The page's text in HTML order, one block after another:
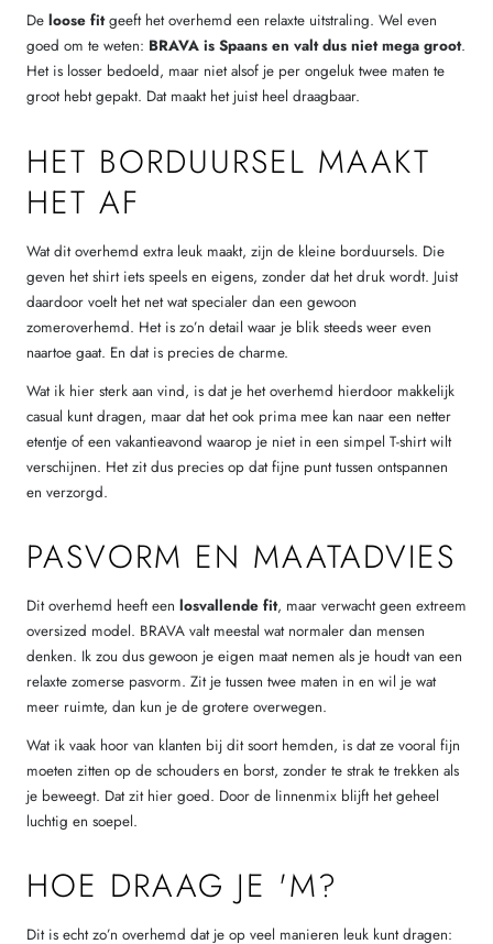
De loose fitgeeft het overhemd een relaxte uitstraling. Wel even
goed om te weten: BRAVA is Spaans en valt dus niet mega groot.
Het is losser bedoeld, maar niet alsof je per ongeluk twee maten te
groot hebt gepakt. Dat maakt het juist heel draagbaar.
HET BORDUURSEL MAAKT
HET AF
Wat dit overhemd extra leuk maakt, zijn de kleine borduursels. Die
geven het shirt iets speels en eigens, zonder dat het druk wordt. Juist
daardoor voelt het net wat specialer dan een gewoon
zomeroverhemd. Het is zo’n detail waar je blik steeds weer even
naartoe gaat. En dat is precies de charme.
Wat ik hier sterk aan vind, is dat je het overhemd hierdoor makkelijk
casual kunt dragen, maar dat het ook prima mee kan naar een netter
etentje of een vakantieavond waarop je niet in een simpel T-shirt wilt
verschijnen. Het zit dus precies op dat fijne punt tussen ontspannen
en verzorgd.
PASVORM EN MAATADVIES
Dit overhemd heeft een losvallende fit, maar verwacht geen extreem
oversized model. BRAVA valt meestal wat normaler dan mensen
denken. Ik zou dus gewoon je eigen maat nemen als je houdt van een
relaxte zomerse pasvorm. Zit je tussen twee maten in en wil je wat
meer ruimte, dan kun je de grotere overwegen.
Wat ik vaak hoor van klanten bij dit soort hemden, is dat ze vooral fijn
moeten zitten op de schouders en borst, zonder te strak te trekken als
je beweegt. Dat zit hier goed. Door de linnenmix blijft het geheel
luchtig en soepel.
HOE DRAAG JE 'M?
Dit is echt zo’n overhemd dat je op veel manieren leuk kunt dragen: